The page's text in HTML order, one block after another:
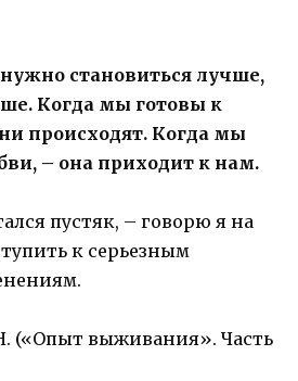
становиться лучше,
Когда мы готовы к
происходят. Когда мы
– она приходит к нам.
пустяк, – говорю я на
к серьезным
(«Опыт выживания». Часть